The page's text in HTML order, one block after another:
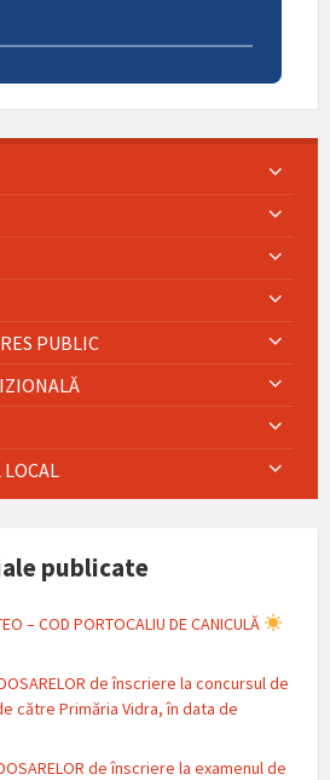
PUBLIC
publicate
– COD PORTOCALIU DE CANICULĂ
de înscriere la concursul de
către Primăria Vidra, în data de
de înscriere la examenul de